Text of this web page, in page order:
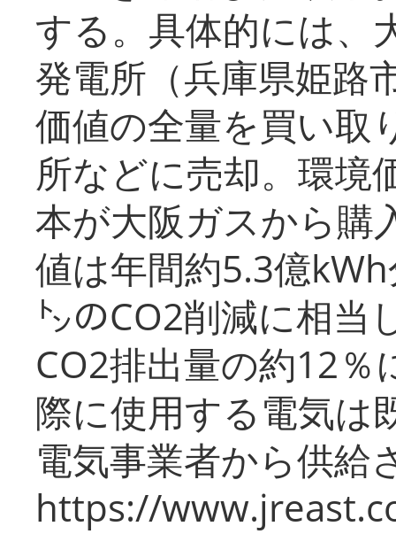
する。具体的には、
発電所（兵庫県姫路
価値の全量を買い取
所などに売却。環境
本が大阪ガスから購
値は年間約5.3億
㌧のCO2削減に相当
CO2排出量の約12％
際に使用する電気は
電気事業者から供給
https://